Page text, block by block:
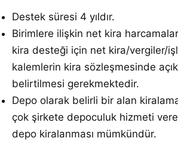
Destek süresi 4 yıldır.
Birimlere ilişkin net kira
kira desteği için net kira/vergiler/
kalemlerin kira sözleşmesinde
belirtilmesi gerekmektedir.
Depo olarak belirli bir alan
çok şirkete depoculuk hizmeti
depo kiralanması mümkündür.